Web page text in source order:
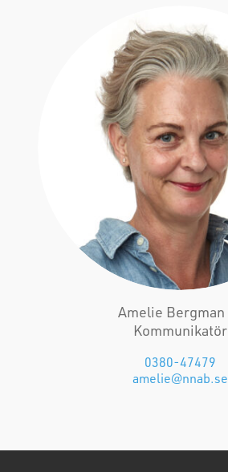
Amelie Bergman
Kommunikatör
0380-47479
amelie@nnab.se